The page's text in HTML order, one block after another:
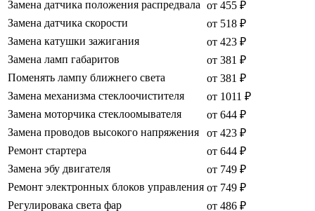
Замена датчика положения распредвала от 455 ₽
Замена датчика скорости
от 518 ₽
Замена катушки зажигания
от 423 ₽
Замена ламп габаритов
от 381 ₽
Поменять лампу ближнего света
от 381 ₽
Замена механизма стеклоочистителя
от 1011 ₽
Замена моторчика стеклоомывателя
от 644 ₽
Замена проводов высокого напряжения
от 423 ₽
Ремонт стартера
от 644 ₽
Замена эбу двигателя
от 749 ₽
Ремонт электронных блоков управления от 749 ₽
Регулировака света фар
от 486 ₽